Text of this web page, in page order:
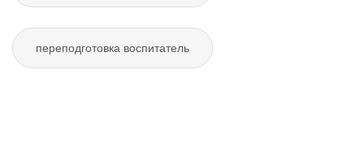
переподготовка воспитатель